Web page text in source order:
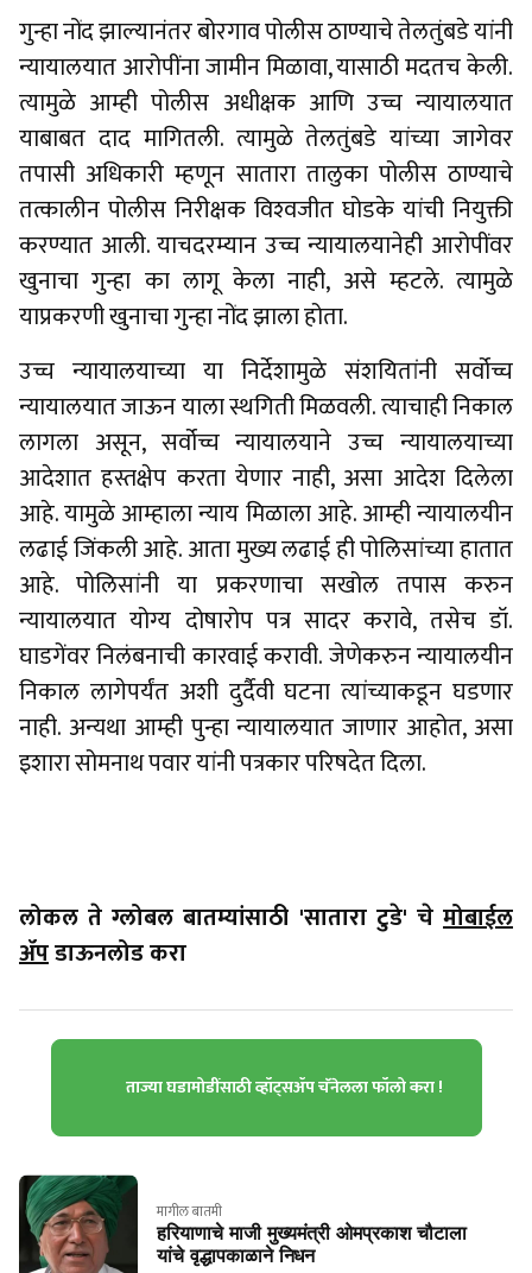
गुन्हा नोंद झाल्यानंतर बोरगाव पोलीस ठाण्याचे तेलतुंबडे यांनी
न्यायालयात आरोपींना जामीन मिळावा, यासाठी मदतच केली.
त्यामुळे आम्ही पोलीस अधीक्षक आणि उच्च न्यायालयात
याबाबत दाद मागितली. त्यामुळे तेलतुंबडे यांच्या जागेवर
तपासी अधिकारी म्हणून सातारा तालुका पोलीस ठाण्याचे
तत्कालीन पोलीस निरीक्षक विश्‍वजीत घोडके यांची नियुक्ती
करण्यात आली. याचदरम्यान उच्च न्यायालयानेही आरोपींवर
खुनाचा गुन्हा का लागू केला नाही, असे म्हटले. त्यामुळे
याप्रकरणी खुनाचा गुन्हा नोंद झाला होता.
उच्च न्यायालयाच्या या निर्देशामुळे संशयितांनी सर्वोच्च
न्यायालयात जाऊन याला स्थगिती मिळवली. त्याचाही निकाल
लागला असून, सर्वोच्च न्यायालयाने उच्च न्यायालयाच्या
आदेशात हस्तक्षेप करता येणार नाही, असा आदेश दिलेला
आहे. यामुळे आम्हाला न्याय मिळाला आहे. आम्ही न्यायालयीन
लढाई जिंकली आहे. आता मुख्य लढाई ही पोलिसांच्या हातात
आहे. पोलिसांनी या प्रकरणाचा सखोल तपास करुन
न्यायालयात योग्य दोषारोप पत्र सादर करावे, तसेच डॉ.
घाडगेंवर निलंबनाची कारवाई करावी. जेणेकरुन न्यायालयीन
निकाल लागेपर्यंत अशी दुर्दैवी घटना त्यांच्याकडून घडणार
नाही. अन्यथा आम्ही पुन्हा न्यायालयात जाणार आहोत, असा
इशारा सोमनाथ पवार यांनी पत्रकार परिषदेत दिला.
लोकल ते ग्लोबल बातम्यांसाठी 'सातारा टुडे' चे मोबाईल
ॲपडाऊनलोड करा
ताज्या घडामोडींसाठी व्हॉट्सॲप चॅनेलला फॉलो करा !
मागील बातमी
हरियाणाचे माजी मुख्यमंत्री ओमप्रकाश चौटाला
यांचे वृद्धापकाळाने निधन